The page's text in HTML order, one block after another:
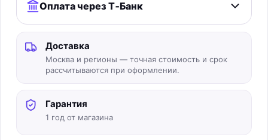
Оплата через Т‑Банк
Доставка
Москва и регионы — точная стоимость и срок
рассчитываются при оформлении.
Гарантия
1 год от магазина